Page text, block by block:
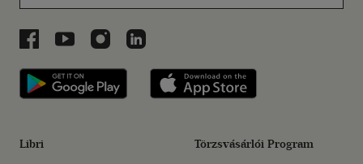
Libri a Facebookon
Libri a Youtube-on
Libri az Instagramon
Libri a LinkedInen
Libri applikáció Szerezd meg: Google
Libri Törzsvásárlói Program